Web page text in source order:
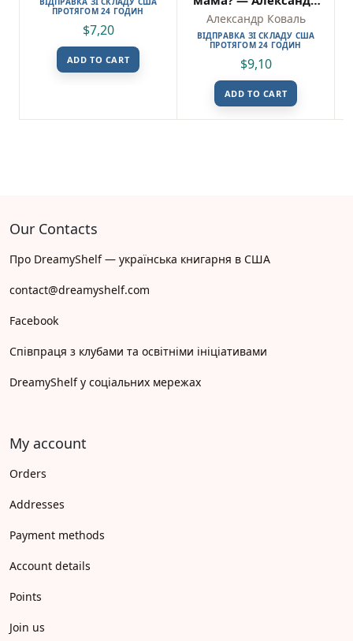
ПРОТЯГОМ 24 ГОДИН
$7,20
ADD TO CART
Коваль
Александр Коваль
ВІДПРАВКА ЗІ СКЛАДУ США
ПРОТЯГОМ 24 ГОДИН
$9,10
ADD TO CART
Our Contacts
Про DreamyShelf — українська книгарня в США
contact@dreamyshelf.com
Facebook
Співпраця з клубами та освітніми ініціативами
DreamyShelf у соціальних мережах
My account
Orders
Addresses
Payment methods
Account details
Points
Join us